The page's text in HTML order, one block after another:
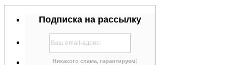
Подписка на рассылку
Никакого спама, гарантируем!